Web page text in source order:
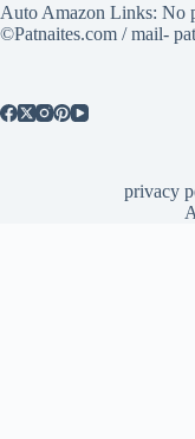
Auto Amazon Links: No
©Patnaites.com / mail-
privacy